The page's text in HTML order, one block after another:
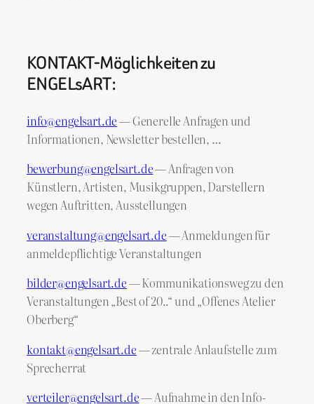
KONTAKT-Möglichkeiten zu
ENGELsART:
info@engelsart.de— Generelle Anfragen und
Informationen, Newsletter bestellen, …
bewerbung@engelsart.de— Anfragen von
Künstlern, Artisten, Musikgruppen, Darstellern
wegen Auftritten, Ausstellungen
veranstaltung@engelsart.de— Anmeldungen für
anmeldepflichtige Veranstaltungen
bilder@engelsart.de— Kommunikationsweg zu den
Veranstaltungen „Best of 20..“ und „Offenes Atelier
Oberberg“
kontakt@engelsart.de— zentrale Anlaufstelle zum
Sprecherrat
verteiler@engelsart.de— Aufnahme in den Info-